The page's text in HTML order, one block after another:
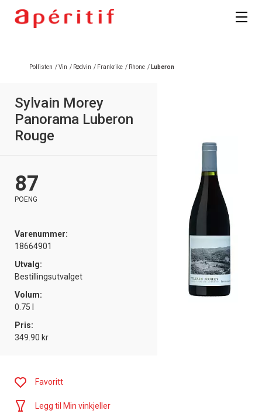
Pollisten /Vin / Rødvin / Frankrike / Rhone / Luberon
Sylvain Morey
Panorama Luberon
Rouge
87
POENG
Varenummer:
18664901
Utvalg:
Bestillingsutvalget
Volum:
0.75 l
Pris:
349.90 kr
Favoritt
Legg til Min vinkjeller